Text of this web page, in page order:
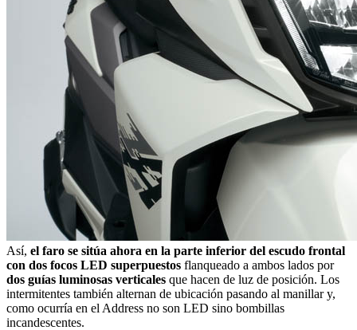
Así, el faro se sitúa ahora en la parte inferior del escudo frontal
con dos focos LED superpuestos flanqueado a ambos lados por
dos guías luminosas verticales que hacen de luz de posición. Los
intermitentes también alternan de ubicación pasando al manillar y,
como ocurría en el Address no son LED sino bombillas
incandescentes.